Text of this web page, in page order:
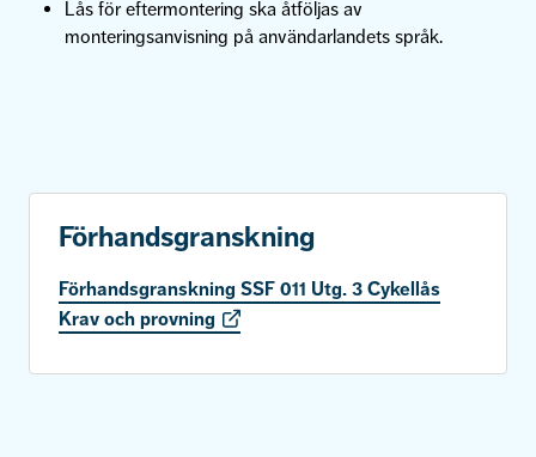
Lås för eftermontering ska åtföljas av
monteringsanvisning på användarlandets språk.
Förhandsgranskning
Förhandsgranskning SSF 011 Utg. 3 Cykellås
Krav och provning